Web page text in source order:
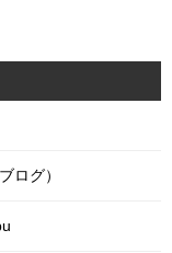
ログ）